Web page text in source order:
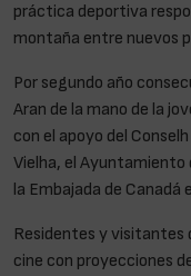
práctica deportiva
montaña entre nuevos
Por segundo año
Aran de la mano de la
con el apoyo del
Vielha, el Ayuntamiento
la Embajada de Canadá
Residentes y visitantes
cine con proyecciones